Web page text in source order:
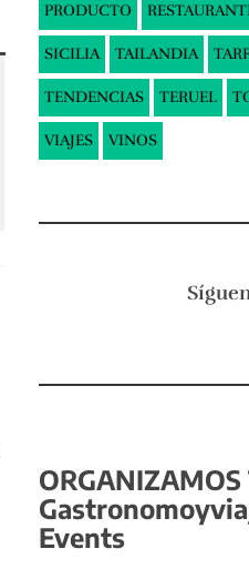
PRODUCTO
SICILIA TAILANDIA
TENDENCIAS TERUEL
VIAJES VINOS
Events